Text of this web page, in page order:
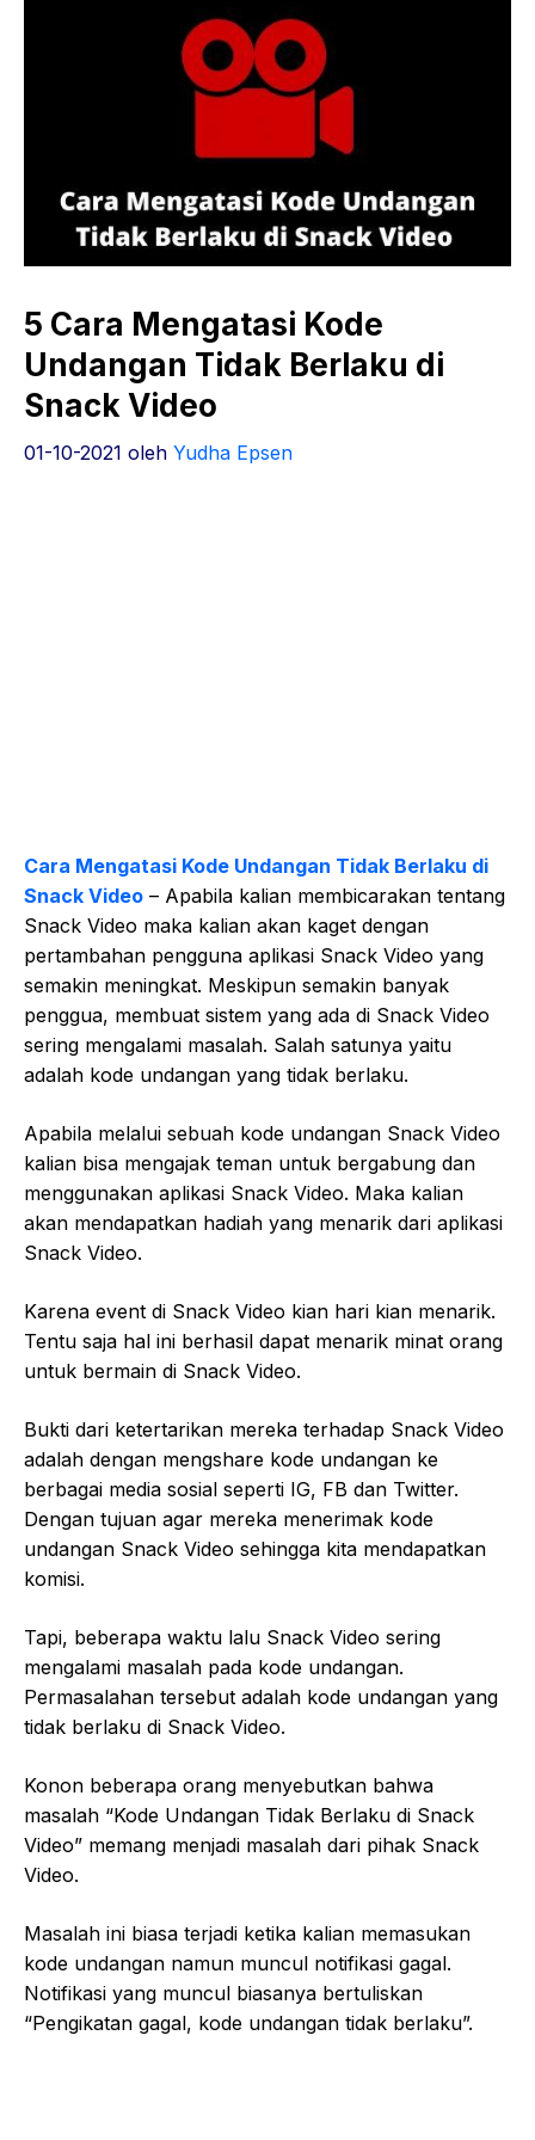
5 Cara Mengatasi Kode
Undangan Tidak Berlaku di
Snack Video
01-10-2021 oleh Yudha Epsen
Cara Mengatasi Kode Undangan Tidak Berlaku di
Snack Video – Apabila kalian membicarakan tentang
Snack Video maka kalian akan kaget dengan
pertambahan pengguna aplikasi Snack Video yang
semakin meningkat. Meskipun semakin banyak
penggua, membuat sistem yang ada di Snack Video
sering mengalami masalah. Salah satunya yaitu
adalah kode undangan yang tidak berlaku.
Apabila melalui sebuah kode undangan Snack Video
kalian bisa mengajak teman untuk bergabung dan
menggunakan aplikasi Snack Video. Maka kalian
akan mendapatkan hadiah yang menarik dari aplikasi
Snack Video.
Karena event di Snack Video kian hari kian menarik.
Tentu saja hal ini berhasil dapat menarik minat orang
untuk bermain di Snack Video.
Bukti dari ketertarikan mereka terhadap Snack Video
adalah dengan mengshare kode undangan ke
berbagai media sosial seperti IG, FB dan Twitter.
Dengan tujuan agar mereka menerimak kode
undangan Snack Video sehingga kita mendapatkan
komisi.
Tapi, beberapa waktu lalu Snack Video sering
mengalami masalah pada kode undangan.
Permasalahan tersebut adalah kode undangan yang
tidak berlaku di Snack Video.
Konon beberapa orang menyebutkan bahwa
masalah “Kode Undangan Tidak Berlaku di Snack
Video” memang menjadi masalah dari pihak Snack
Video.
Masalah ini biasa terjadi ketika kalian memasukan
kode undangan namun muncul notifikasi gagal.
Notifikasi yang muncul biasanya bertuliskan
“Pengikatan gagal, kode undangan tidak berlaku”.